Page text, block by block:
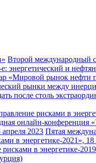
Второй международный
энергетический и
«Мировой рынок нефти
рынки между
после столь
рисками в
онлайн-конференция
2023 Пятая
в энергетике-2021», 18
в энергетике-